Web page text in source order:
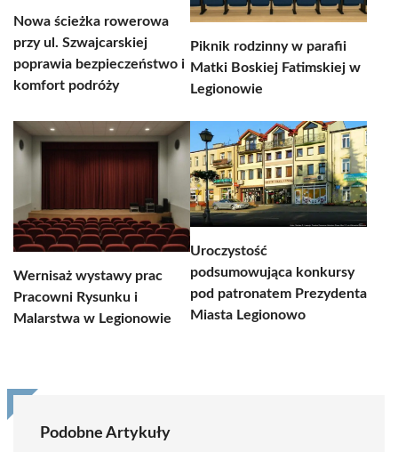
Nowa ścieżka rowerowa
przy ul. Szwajcarskiej
poprawia bezpieczeństwo i
komfort podróży
Piknik rodzinny w parafii
Matki Boskiej Fatimskiej w
Legionowie
Wernisaż wystawy prac
Pracowni Rysunku i
Malarstwa w Legionowie
Uroczystość
podsumowująca konkursy
pod patronatem Prezydenta
Miasta Legionowo
Podobne Artykuły